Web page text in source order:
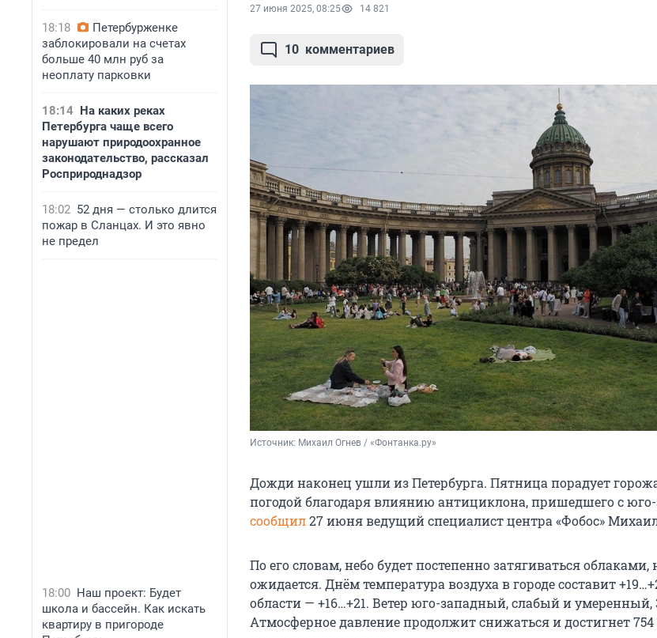
18:18
Петербурженке
заблокировали на счетах
больше 40 млн руб за
неоплату парковки
18:14 На каких реках
Петербурга чаще всего
нарушают природоохранное
законодательство, рассказал
Росприроднадзор
18:02 52 дня — столько длится
пожар в Сланцах. И это явно
не предел
18:00 Наш проект: Будет
школа и бассейн. Как искать
квартиру в пригороде
27 июня 2025, 08:25 14 821
10 комментариев
Источник: Михаил Огнев / «Фонтанка.ру»
Дожди наконец ушли из Петербурга. Пятница порадует
погодой благодаря влиянию антициклона, пришедшего с
сообщил27 июня ведущий специалист центра «Фобос»
По его словам, небо будет постепенно затягиваться облаками,
ожидается. Днём температура воздуха в городе составит
области — +16…+21. Ветер юго-западный, слабый и умеренный,
Атмосферное давление продолжит снижаться и достигнет 754